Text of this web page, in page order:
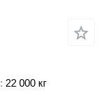
22 000 кг